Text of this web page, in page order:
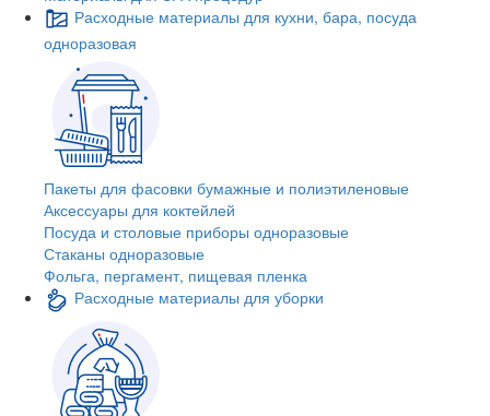
Расходные материалы для кухни, бара, посуда
одноразовая
Пакеты для фасовки бумажные и полиэтиленовые
Аксессуары для коктейлей
Посуда и столовые приборы одноразовые
Стаканы одноразовые
Фольга, пергамент, пищевая пленка
Расходные материалы для уборки